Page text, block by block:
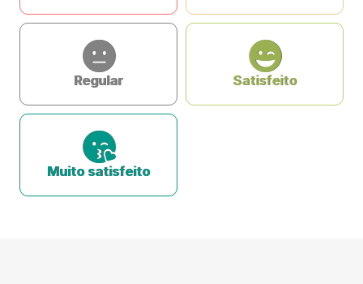
Regular Satisfeito
Muito satisfeito